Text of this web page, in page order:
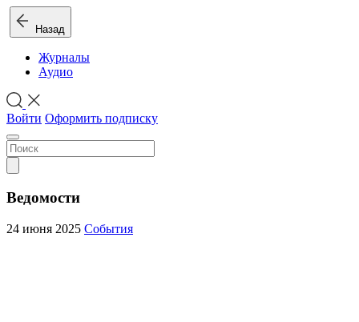
Назад
Журналы
Аудио
Войти Оформить подписку
Ведомости
24 июня 2025 События